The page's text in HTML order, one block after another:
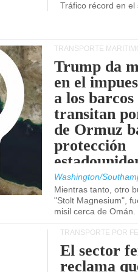
Tráfico récord en
TRANSPORTE
Trump da
en el
a los barcos
transitan
de Ormuz
protección
Washington/
Mientras tanto, otro
"Stolt Magnesium",
misil cerca de Omán.
TRANSPORTE POR
El sector
reclama